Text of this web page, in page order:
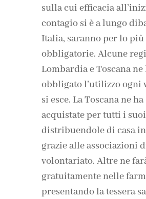
sulla cui efficacia
contagio si è a lungo
Italia, saranno per lo più
obbligatorie. Alcune
Lombardia e Toscana
obbligato l’utilizzo ogni
si esce. La Toscana ne ha
acquistate per tutti i
distribuendole di casa in
grazie alle associazioni
volontariato. Altre ne
gratuitamente nelle
presentando la tessera